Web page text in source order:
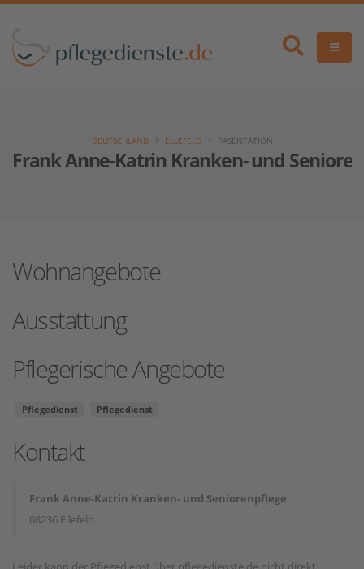
Frank Anne-Katrin Kranken- und
DEUTSCHLAND ELLEFELD PÄSENTATION
Wohnangebote
Ausstattung
Pflegerische Angebote
Pflegedienst Pflegedienst
Kontakt
Frank Anne-Katrin Kranken- und Seniorenpflege
08236 Ellefeld